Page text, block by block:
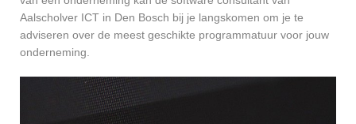
Aalscholver ICT in Den Bosch bij je langskomen om je te
adviseren over de meest geschikte programmatuur voor jouw
onderneming.